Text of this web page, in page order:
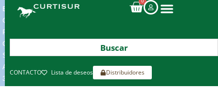
ENVIOS
GRATIS
POR
COMPRAS
SUPERIORES
A
300€*
CONTACTO Lista de deseos Distribuidores